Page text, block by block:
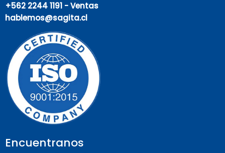
+562 2244 1191 - Ventas
hablemos@sagita.cl
Encuentranos